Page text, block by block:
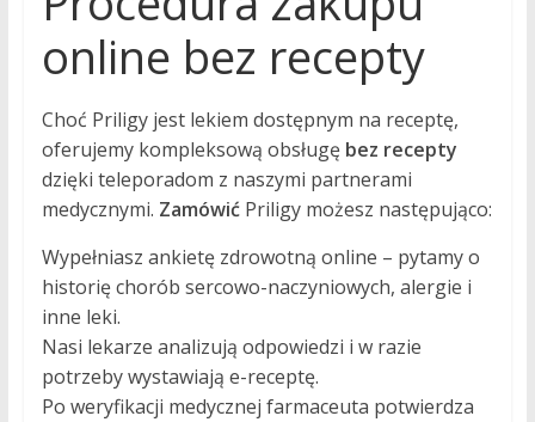
online bez recepty
Choć Priligy jest lekiem dostępnym na receptę,
oferujemy kompleksową obsługę bez recepty
dzięki teleporadom z naszymi partnerami
medycznymi. ZamówićPriligy możesz następująco:
Wypełniasz ankietę zdrowotną online – pytamy o
historię chorób sercowo-naczyniowych, alergie i
inne leki.
Nasi lekarze analizują odpowiedzi i w razie
potrzeby wystawiają e-receptę.
Po weryfikacji medycznej farmaceuta potwierdza